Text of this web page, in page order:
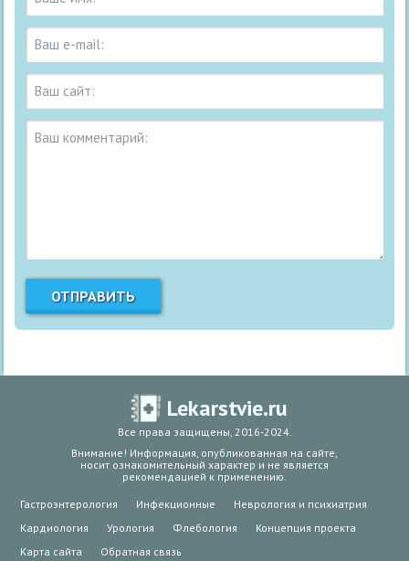
Lekarstvie.ru
Все права защищены, 2016-2024.
Внимание! Информация, опубликованная на сайте,
носит ознакомительный характер и не является
рекомендацией к применению.
Гастроэнтерология
Инфекционные
Неврология и психиатрия
Кардиология
Урология Флебология
Концепция проекта
Карта сайта
Обратная связь